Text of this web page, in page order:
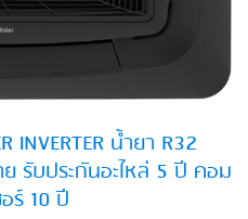
INVERTER น้ำยา R32
ย รับประกันอะไหล่ 5 ปี คอม
ร์ 10 ปี